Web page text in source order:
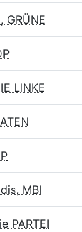
GRÜNE
LINKE
MBI
PARTEI